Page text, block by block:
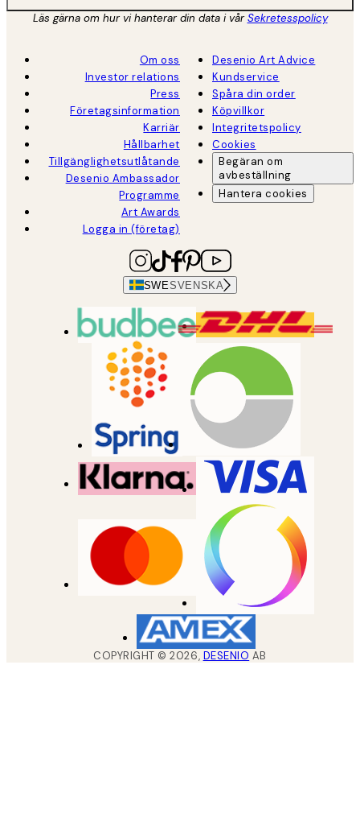
Läs gärna om hur vi hanterar din data i vårSekretesspolicy
Om oss
Investor relations
Press
Företagsinformation
Karriär
Hållbarhet
Tillgänglighetsutlåtande
Desenio Ambassador
Programme
Art Awards
Logga in (företag)
Desenio Art Advice
Kundservice
Spåra din order
Köpvillkor
Integritetspolicy
Cookies
Begäran om
avbeställning
Hantera cookies
SWESVENSKA
COPYRIGHT ©2026, DESENIO AB